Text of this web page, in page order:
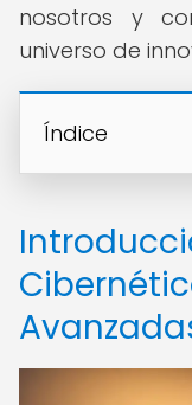
nosotros y
universo de
Índice